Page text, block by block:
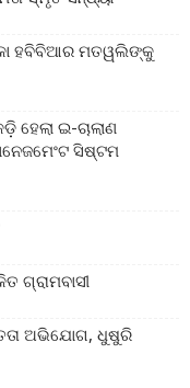
ହବିବିଆର ମତୱଲିଙ୍କୁ
ହେଲା ଇ-ଚାଲାଣ
ସିଷ୍ଟମ
ଗ୍ରାମବାସୀ
ଅଭିଯୋଗ, ଧୁଷୁରି